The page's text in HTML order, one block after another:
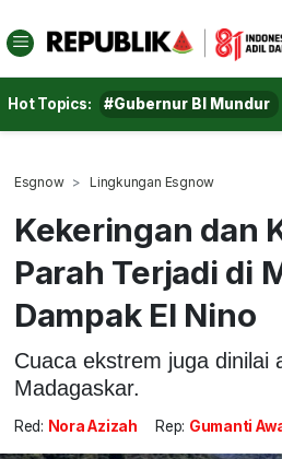
Hot Topics: #Gubernur BI Mundur
Esgnow Lingkungan Esgnow
Kekeringan dan
Parah Terjadi di
Dampak El Nino
Cuaca ekstrem juga dinilai
Madagaskar.
Red: Nora Azizah Rep: Gumanti